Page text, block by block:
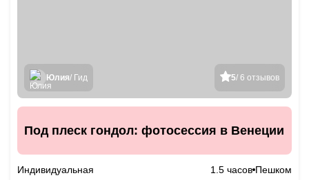
5/ 6 отзывов
Юлия/ Гид
Под плеск гондол: фотосессия в Венеции
Индивидуальная 1.5 часов Пешком